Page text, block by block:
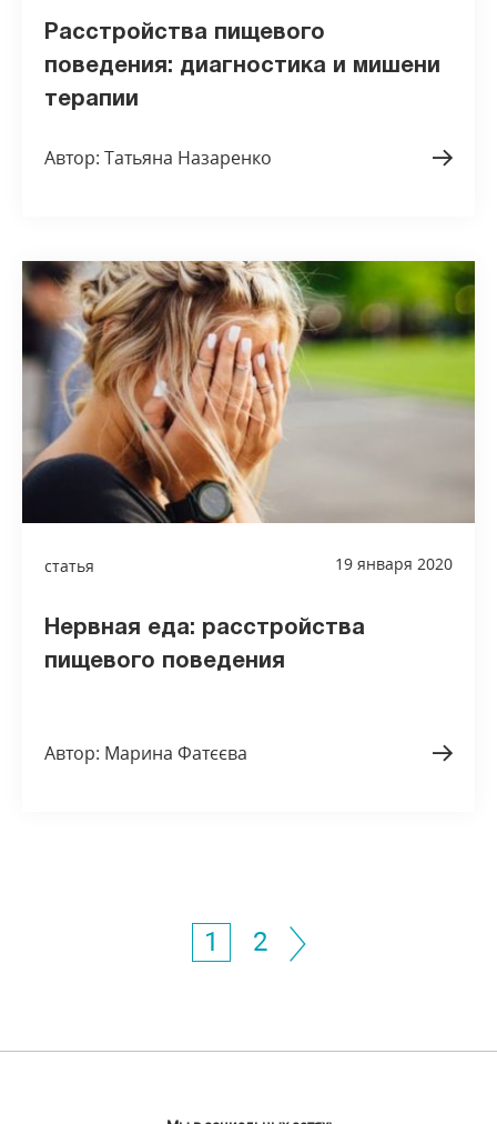
Расстройства пищевого
поведения: диагностика и мишени
терапии
Автор: Татьяна Назаренко
статья 19 января 2020
Нервная еда: расстройства
пищевого поведения
Автор: Марина Фатєєва
1 2